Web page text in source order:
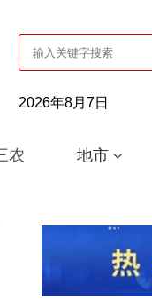
2026年8月7日
农 地市